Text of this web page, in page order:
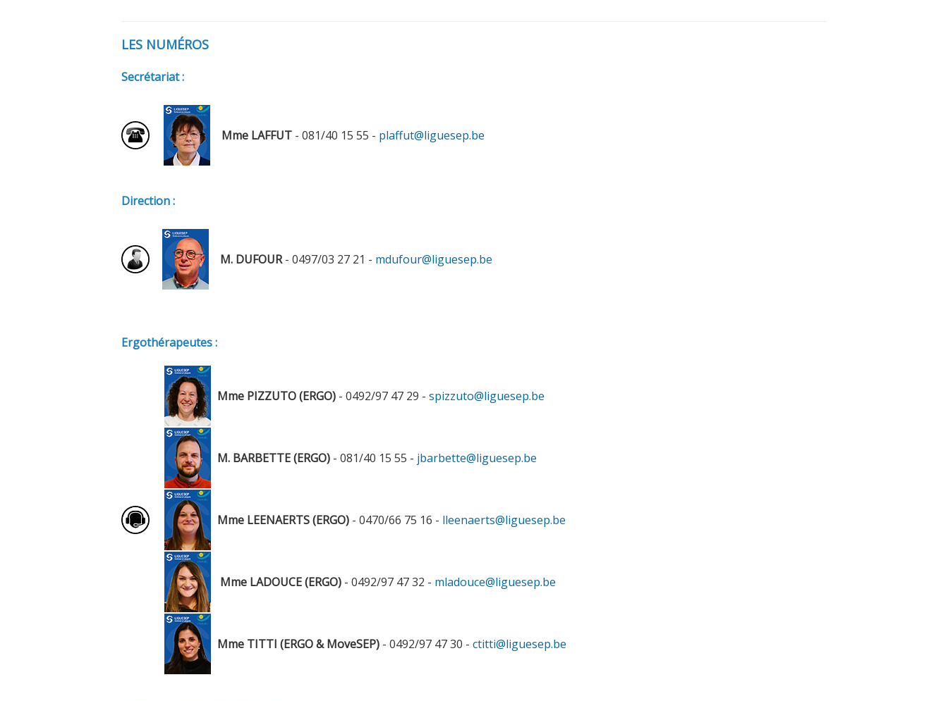
LES NUMÉROS
Secrétariat :
Mme LAFFUT - 081/40 15 55 - plaffut@liguesep.be
Direction :
M. DUFOUR- 0497/03 27 21 - mdufour@liguesep.be
Ergothérapeutes :
Mme PIZZUTO (ERGO) - 0492/97 47 29 - spizzuto@liguesep.be
M. BARBETTE (ERGO) - 081/40 15 55 - jbarbette@liguesep.be
Mme LEENAERTS (ERGO) - 0470/66 75 16 - lleenaerts@liguesep.be
Mme LADOUCE (ERGO) - 0492/97 47 32 - mladouce@liguesep.be
Mme TITTI (ERGO & MoveSEP) - 0492/97 47 30 - ctitti@liguesep.be